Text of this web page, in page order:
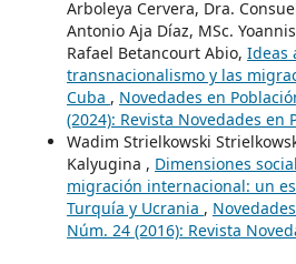
Arboleya Cervera, Dra.
Antonio Aja Díaz, MSc.
Rafael Betancourt Abio, Ideas
transnacionalismo y las
Cuba , Novedades en
(2024): Revista Novedades en
Wadim Strielkowski
Kalyugina , Dimensiones
migración internacional: un
Turquía y Ucrania ,
Núm. 24 (2016): Revista